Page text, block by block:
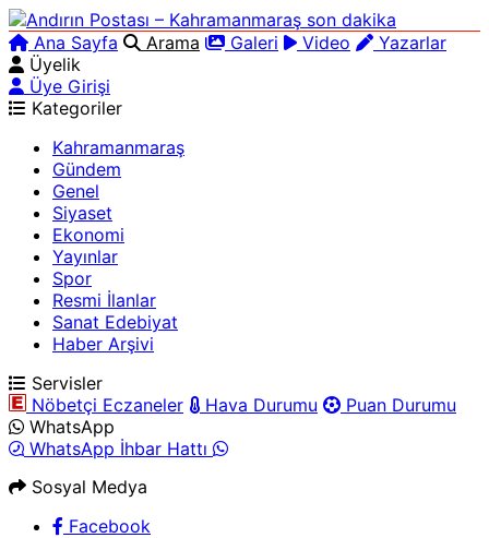
Ana Sayfa Arama Galeri Video
Yazarlar
Üyelik
Üye Girişi
Kategoriler
Kahramanmaraş
Gündem
Genel
Siyaset
Ekonomi
Yayınlar
Spor
Resmi İlanlar
Sanat Edebiyat
Haber Arşivi
Servisler
Nöbetçi Eczaneler
Hava Durumu
Puan Durumu
WhatsApp
WhatsApp İhbar Hattı
Sosyal Medya
Facebook